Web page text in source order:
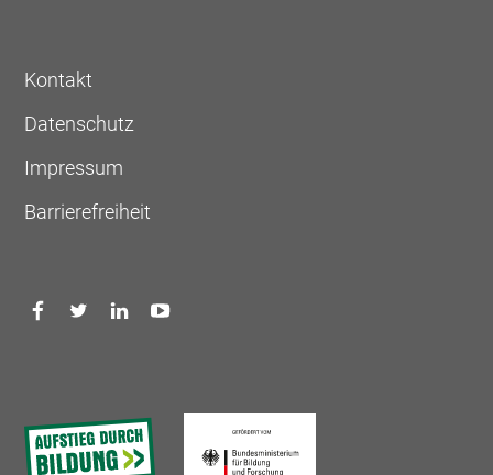
Kontakt
Datenschutz
Impressum
Barrierefreiheit